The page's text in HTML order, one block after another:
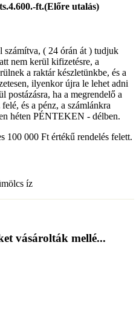
ft.(Előre utalás)
számítva, ( 24 órán át ) tudjuk
nem kerül kifizetésre, a
a raktár készletünkbe, és a
ilyenkor újra le lehet adni
postázásra, ha a megrendelő a
és a pénz, a számlánkra
héten PÉNTEKEN - délben.
100 000 Ft értékű rendelés felett.
íz
vásárolták mellé...